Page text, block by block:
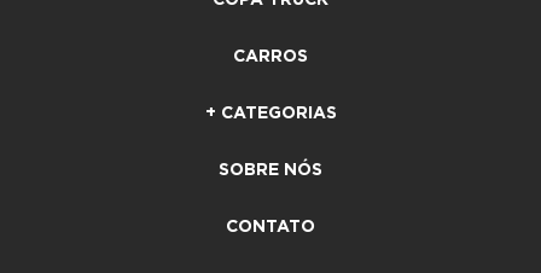
CARROS
+ CATEGORIAS
SOBRE NÓS
CONTATO